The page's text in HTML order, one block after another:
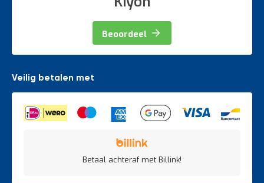
Beoordeel
Veilig betalen met
Betaal achteraf met Billink!